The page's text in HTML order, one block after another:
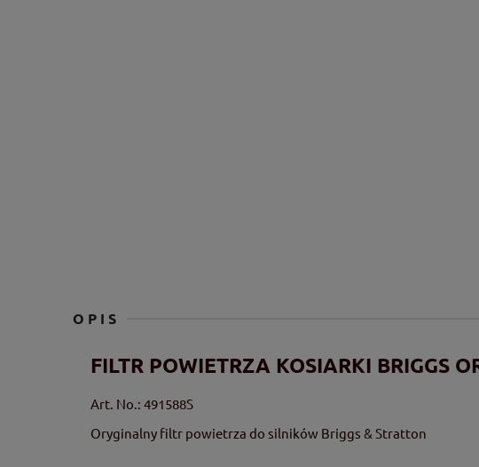
OPIS
FILTR POWIETRZA KOSIARKI BRIGGS
Art. No.: 491588S
Oryginalny filtr powietrza do silników Briggs & Stratton